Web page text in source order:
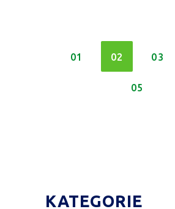
01 02 03
05
KATEGORIE